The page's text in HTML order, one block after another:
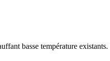
basse température